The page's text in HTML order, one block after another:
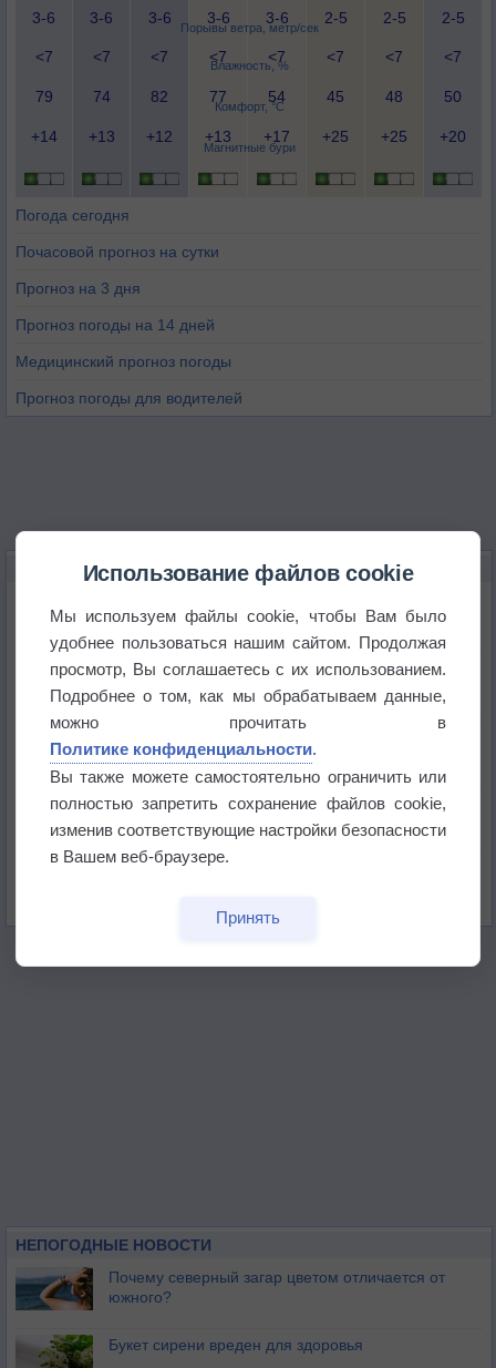
Порывы ветра, метр/сек
Влажность, %
Комфорт, °C
Магнитные бури
3-6
3-6
3-6
3-6
3-6
2-5
2-5
2-5
<7 <7 <7 <7 <7 <7 <7 <7
79 74 82 77 54 45 48 50
+14 +13 +12 +13 +17 +25 +25 +20
Погода сегодня
Почасовой прогноз на сутки
Прогноз на 3 дня
Прогноз погоды на 14 дней
Медицинский прогноз погоды
Прогноз погоды для водителей
НОВОЕ О ПОГОДЕ
Приложение построит маршрут через тень
Атмосфера начала замерзать
В Приморье обнаружены морские волны тепла
Изменение климата повлияло на ареал обитания
НЕПОГОДНЫЕ НОВОСТИ
Почему северный загар цветом отличается от
южного?
Букет сирени вреден для здоровья
Использование файлов cookie
Мы используем файлы cookie, чтобы Вам было
удобнее пользоваться нашим сайтом. Продолжая
просмотр, Вы соглашаетесь с их использованием.
Подробнее о том, как мы обрабатываем данные,
можно прочитать в
Политике конфиденциальности.
Вы также можете самостоятельно ограничить или
полностью запретить сохранение файлов cookie,
изменив соответствующие настройки безопасности
в Вашем веб-браузере.
Принять